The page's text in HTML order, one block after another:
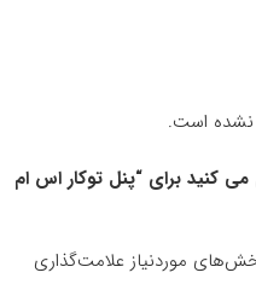
نشده است.
می کنید برای “پنل توکار اس ام
موردنیاز علامت‌گذاری